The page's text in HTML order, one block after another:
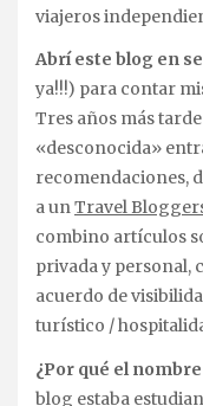
viajeros
Abrí este blog en
ya!!!) para contar
Tres años más
«desconocida»
recomendaciones,
a unTravel
combino artículos
privada y personal,
acuerdo de
turístico /
¿Por qué el
blog estaba